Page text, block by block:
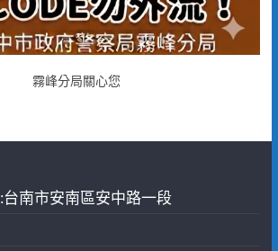
霧峰分局關心您
南市安南區安中路一段